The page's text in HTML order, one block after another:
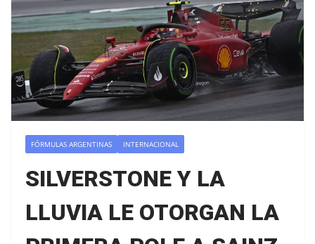
FÓRMULAS ARGENTINAS INTERNACIONAL
SILVERSTONE Y LA
LLUVIA LE OTORGAN LA